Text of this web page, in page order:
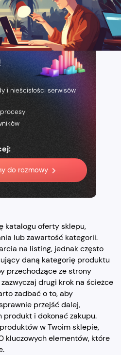
i nieścisłości serwisów
do rozmowy
katalogu oferty sklepu,
lub zawartość kategorii.
na listing, jednak często
daną kategorię produktu
przechodzące ze strony
drugi krok na ścieżce
zadbać o to, aby
przejść dalej,
i dokonać zakupu.
w Twoim sklepie,
kluczowych elementów, które